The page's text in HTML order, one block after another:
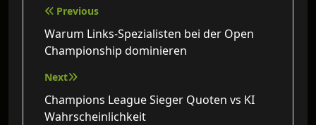
Beitragsnavigation
Previous
Warum Links‑Spezialisten bei der Open
Championship dominieren
Next
Champions League Sieger Quoten vs KI
Wahrscheinlichkeit